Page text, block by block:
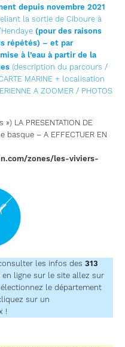
depuis novembre 2021
la sortie de Ciboure à
(pour des raisons
répétés) – et par
à l’eau à partir de la
(description du parcours /
MARINE + localisation
A ZOOMER / PHOTOS
LA PRESENTATION DE
basque – A EFFECTUER EN
zones/les-viviers-
les infos des 313
en ligne sur le site allez sur
le département
sur un
!